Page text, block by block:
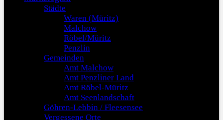
Städte
Waren (Müritz)
Malchow
Röbel/Müritz
Penzlin
Gemeinden
Amt Malchow
Amt Penzliner Land
Amt Röbel-Müritz
Amt Seenlandschaft
Göhren-Lebbin / Fleesensee
Vergessene Orte